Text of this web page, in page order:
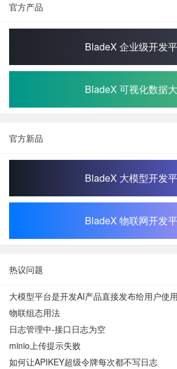
官方产品
BladeX 企业级开发
BladeX 可视化数据
官方新品
BladeX 大模型开发
BladeX 物联网开发
热议问题
大模型平台是开发AI产品直接发布给用户使
物联组态用法
日志管理中-接口日志为空
minio上传提示失败
如何让APIKEY超级令牌每次都不写日志